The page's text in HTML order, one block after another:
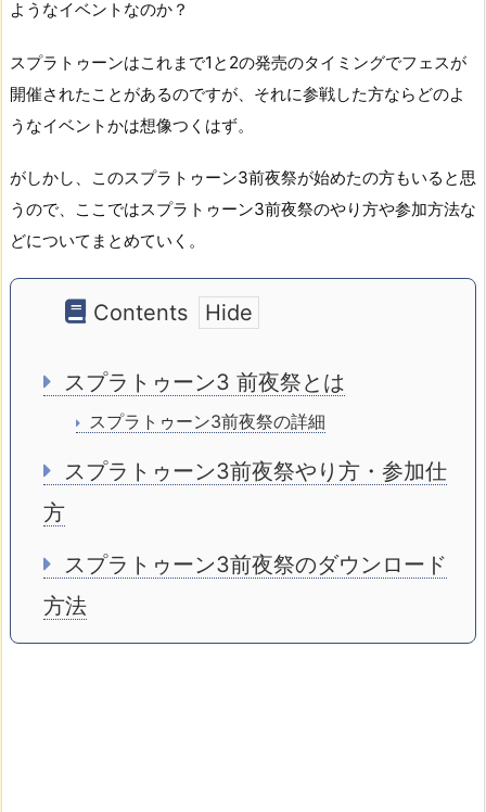
ようなイベントなのか？
スプラトゥーンはこれまで1と2の発売のタイミングでフェスが
開催されたことがあるのですが、それに参戦した方ならどのよ
うなイベントかは想像つくはず。
がしかし、このスプラトゥーン3前夜祭が始めたの方もいると思
うので、ここではスプラトゥーン3前夜祭のやり方や参加方法な
どについてまとめていく。
Contents
スプラトゥーン3 前夜祭とは
スプラトゥーン3前夜祭の詳細
スプラトゥーン3前夜祭やり方・参加仕
方
スプラトゥーン3前夜祭のダウンロード
方法